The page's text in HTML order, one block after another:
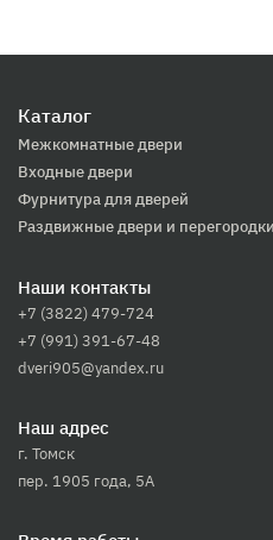
Каталог
Межкомнатные двери
Входные двери
Фурнитура для дверей
Раздвижные двери и перегородки
Наши контакты
+7 (3822) 479-724
+7 (991) 391-67-48
dveri905@yandex.ru
Наш адрес
г. Томск
пер. 1905 года, 5А